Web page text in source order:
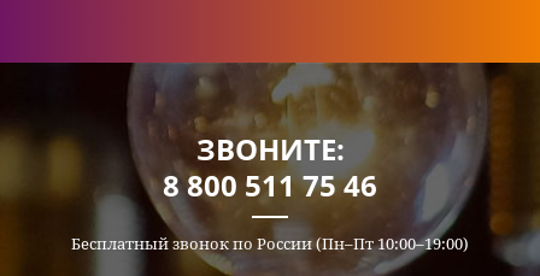
ЗВОНИТЕ:
8 800 511 75 46
Бесплатный звонок по России (Пн–Пт 10:00–19:00)